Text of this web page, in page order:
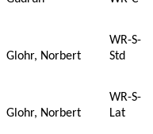
Glohr, Norbert
WR-S-
Std
Glohr, Norbert
WR-S-
Lat